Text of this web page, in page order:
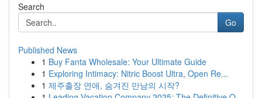
Search
Go
Published News
1 Buy Fanta Wholesale: Your Ultimate Guide
1 Exploring Intimacy: Nitric Boost Ultra, Open Re...
1 제주출장 연애, 숨겨진 만남의 시작?